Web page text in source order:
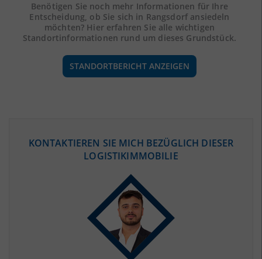
Benötigen Sie noch mehr Informationen für Ihre
Entscheidung, ob Sie sich in Rangsdorf ansiedeln
möchten? Hier erfahren Sie alle wichtigen
Standortinformationen rund um dieses Grundstück.
STANDORTBERICHT ANZEIGEN
(STAND: 12/2019)
(Landkreis / Kreisfreie Stadt)
KONTAKTIEREN SIE MICH BEZÜGLICH DIESER
LOGISTIKIMMOBILIE